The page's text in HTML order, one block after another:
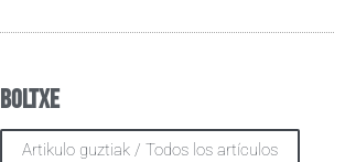
Boltxe
Artikulo guztiak / Todos los artículos